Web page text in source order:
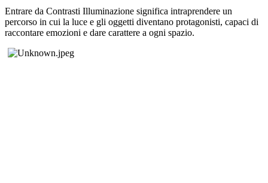
Entrare da Contrasti Illuminazione significa intraprendere un
percorso in cui la luce e gli oggetti diventano protagonisti, capaci di
raccontare emozioni e dare carattere a ogni spazio.